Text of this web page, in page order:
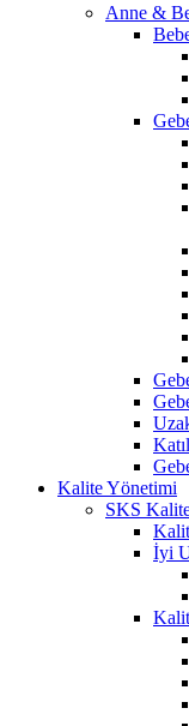
Anne &
Kalite Yönetimi
SKS
İyi